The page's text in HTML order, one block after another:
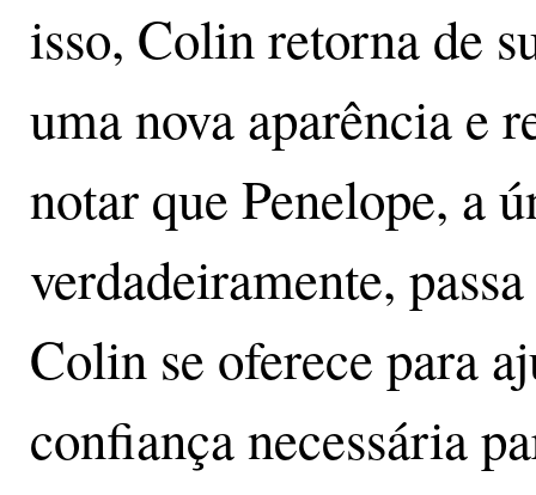
isso, Colin retorna de
uma nova aparência e
notar que Penelope, a
verdadeiramente,
Colin se oferece para
confiança necessária